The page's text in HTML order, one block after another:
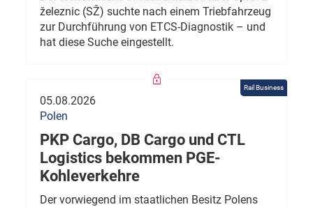
železnic (SŽ) suchte nach einem Triebfahrzeug
zur Durchführung von ETCS-Diagnostik – und
hat diese Suche eingestellt.
Rail Business
05.08.2026
Polen
PKP Cargo, DB Cargo und CTL
Logistics bekommen PGE-
Kohleverkehre
Der vorwiegend im staatlichen Besitz Polens